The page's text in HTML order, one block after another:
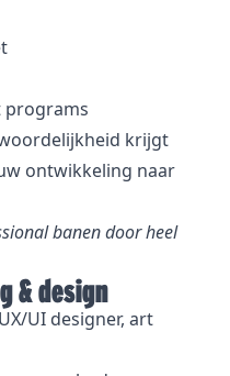
programs
krijgt
ontwikkeling naar
banen door heel
& design
UI designer, art